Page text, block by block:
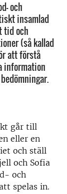
och
insamlad
tid och
(så kallad
att förstå
information
går till
eller en
och ställ
och Sofia
och
spelas in.